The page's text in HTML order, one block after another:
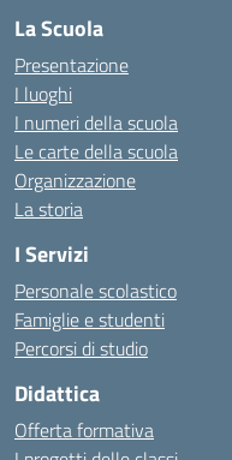
La Scuola
Presentazione
I luoghi
I numeri della scuola
Le carte della scuola
Organizzazione
La storia
I Servizi
Personale scolastico
Famiglie e studenti
Percorsi di studio
Didattica
Offerta formativa